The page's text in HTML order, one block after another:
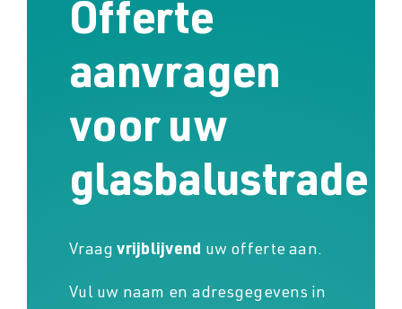
Offerte
aanvragen
voor uw
glasbalustrade
Vraagvrijblijvend uw offerte aan.
Vul uw naam en adresgegevens in